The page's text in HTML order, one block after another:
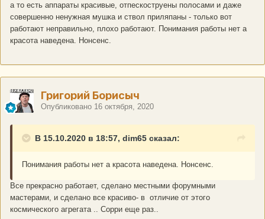
а то есть аппараты красивые, отпескоструены полосами и даже
совершенно ненужная мушка и ствол приляпаны - только вот
работают неправильно, плохо работают. Понимания работы нет а
красота наведена. Нонсенс.
Григорий Борисыч
Опубликовано 16 октября, 2020
В 15.10.2020 в 18:57, dim65 сказал:
Понимания работы нет а красота наведена. Нонсенс.
Все прекрасно работает, сделано местными форумными
мастерами, и сделано все красиво- в отличие от этого
космического агрегата .. Сорри еще раз..